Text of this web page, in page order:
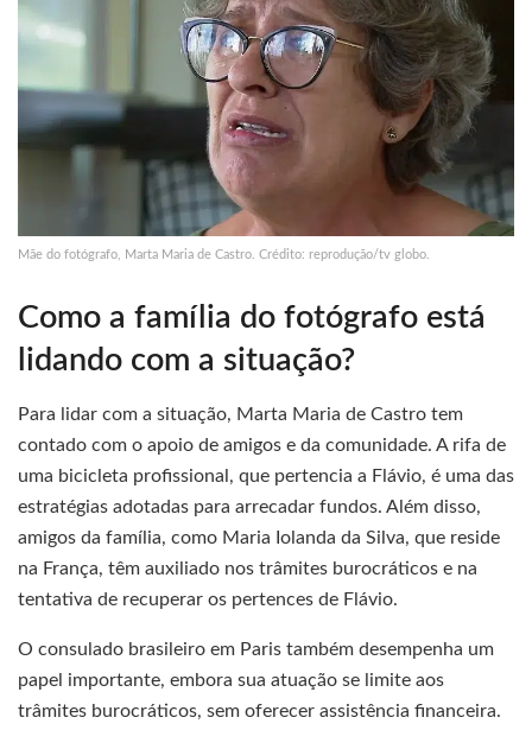
Mãe do fotógrafo, Marta Maria de Castro. Crédito: reprodução/tv globo.
Como a família do fotógrafo está
lidando com a situação?
Para lidar com a situação, Marta Maria de Castro tem
contado com o apoio de amigos e da comunidade. A rifa de
uma bicicleta profissional, que pertencia a Flávio, é uma das
estratégias adotadas para arrecadar fundos. Além disso,
amigos da família, como Maria Iolanda da Silva, que reside
na França, têm auxiliado nos trâmites burocráticos e na
tentativa de recuperar os pertences de Flávio.
O consulado brasileiro em Paris também desempenha um
papel importante, embora sua atuação se limite aos
trâmites burocráticos, sem oferecer assistência financeira.